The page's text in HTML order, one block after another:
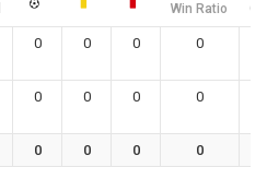
Win Ratio
0 0 0 0
0 0 0 0
0 0 0 0